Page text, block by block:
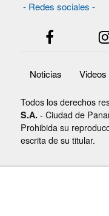
- Redes sociales -
Noticias Videos
Todos los derechos
S.A. - Ciudad de
Prohibida su
escrita de su titular.